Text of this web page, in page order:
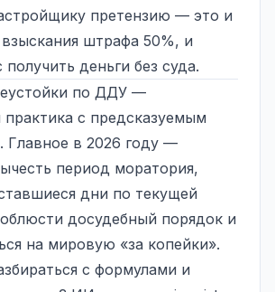
претензию — это и
штрафа 50%, и
деньги без суда.
по ДДУ —
практика с предсказуемым
Главное в 2026 году —
период моратория,
дни по текущей
досудебный порядок и
на мировую «за копейки».
с формулами и